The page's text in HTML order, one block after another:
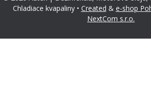
Chladiace kvapaliny • Created & e-shop
NextCom s.r.o.